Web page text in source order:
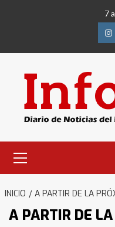
7
primario
INICIO A PARTIR DE LA
A PARTIR DE